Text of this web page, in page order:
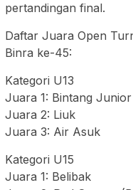
pertandingan final.
Daftar Juara Open
Binra ke-45:
Kategori U13
Juara 1: Bintang Junior
Juara 2: Liuk
Juara 3: Air Asuk
Kategori U15
Juara 1: Belibak